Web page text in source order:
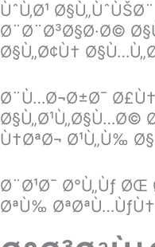
ÙˆÙ‚Ø¹
Ø¨Ø¨Ø³Ø§Ø·Ø©
Ø§Ù„Ø¢Ù†
Ø¨Ù…Ø¬Ø±Ø¯ Ø£Ù†
Ø§Ù„Ø¹Ù„Ø§Ù…Ø©
Ù†ØªØ¬ Ø¹Ù„Ù‰
Ø¨Ø¹Ø¯ Ø°Ù„Ùƒ
ØªÙ‰ ØªØªÙ…ÙƒÙ†